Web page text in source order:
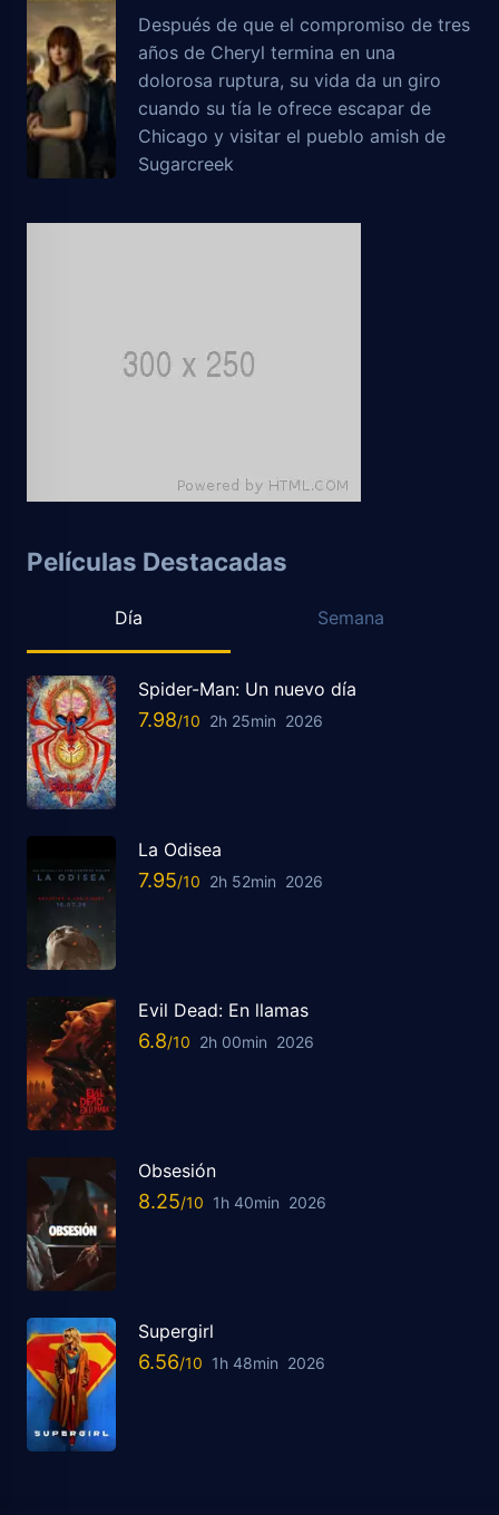
Después de que el compromiso de tres
años de Cheryl termina en una
dolorosa ruptura, su vida da un giro
cuando su tía le ofrece escapar de
Chicago y visitar el pueblo amish de
Sugarcreek
Películas Destacadas
Día Semana
Spider-Man: Un nuevo día
7.98 2h 25min 2026
La Odisea
7.95 2h 52min 2026
Evil Dead: En llamas
6.8 2h 00min 2026
Obsesión
8.25 1h 40min 2026
Supergirl
6.56 1h 48min 2026